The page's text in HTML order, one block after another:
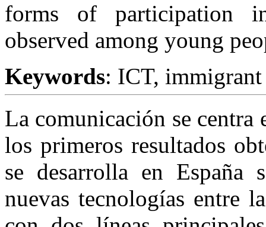
forms of participation
observed among young
Keywords: ICT,
La comunicación se centra
los primeros resultados
se desarrolla en España
nuevas tecnologías entre